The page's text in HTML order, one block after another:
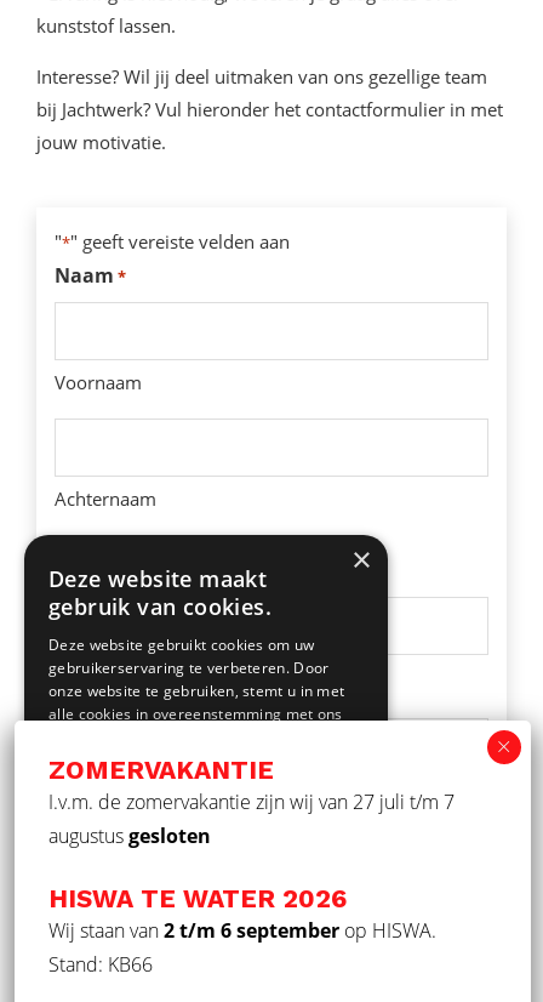
kunststof lassen.
Interesse? Wil jij deel uitmaken van ons gezellige team
bij Jachtwerk? Vul hieronder het contactformulier in met
jouw motivatie.
"*" geeft vereiste velden aan
Naam *
Voornaam
Achternaam
Woonplaats *
Telefoonnummer*
E-mailadres *
Motivatie*
ZOMERVAKANTIE
I.v.m. de zomervakantie zijn wij van 27 juli t/m 7
augustusgesloten
HISWA TE WATER 2026
Wij staan van2 t/m 6 september op HISWA.
Stand: KB66
×
Deze website maakt
gebruik van cookies.
Deze website gebruikt cookies om uw
gebruikerservaring te verbeteren. Door
onze website te gebruiken, stemt u in met
alle cookies in overeenstemming met ons
STRIKT NOODZAKELIJK
PRESTATIE
FUNCTIONEEL
NIET-GECLASSIFICEERD